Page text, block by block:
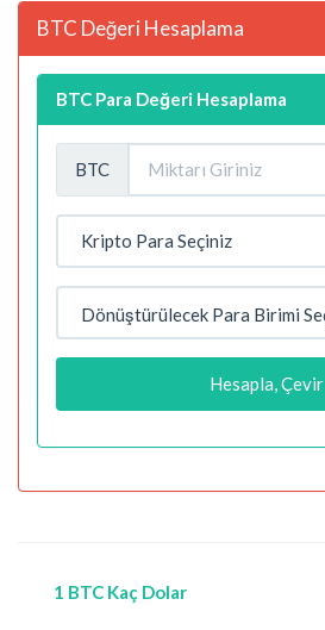
BTC Değeri Hesaplama
BTC Para Değeri Hesaplama
BTC
Hesapla, Çevir
1 BTC Kaç Dolar